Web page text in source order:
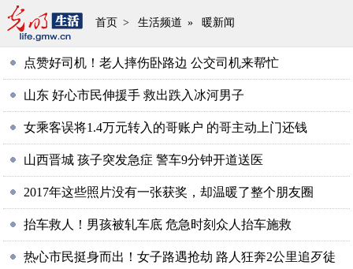
首页 > 生活频道 » 暖新闻
点赞好司机！老人摔伤卧路边 公交司机来帮忙
山东 好心市民伸援手 救出跌入冰河男子
女乘客误将1.4万元转入的哥账户 的哥主动上门还钱
山西晋城 孩子突发急症 警车9分钟开道送医
2017年这些照片没有一张获奖，却温暖了整个朋友圈
抬车救人！男孩被轧车底 危急时刻众人抬车施救
热心市民挺身而出！女子路遇抢劫 路人狂奔2公里追歹徒